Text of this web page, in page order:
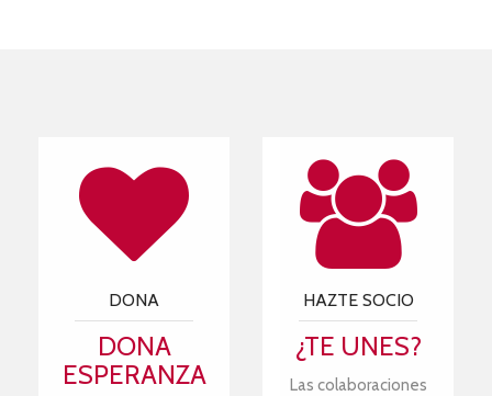
DONA
DONA
ESPERANZA
HAZTE SOCIO
¿TE UNES?
Las colaboraciones